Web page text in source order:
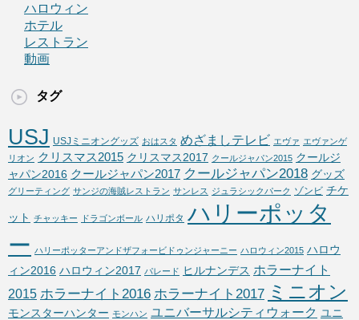
ハロウィン
ホテル
レストラン
動画
タグ
USJ USJミニオングッズ おはスタ めざましテレビ エヴァ エヴァンゲ
リオン クリスマス2015 クリスマス2017 クールジャパン2015 クールジ
ャパン2016 クールジャパン2017 クールジャパン2018 グッズ
グリーティング サンジの海賊レストラン サンレス ジュラシックパーク ゾンビ チケ
ット チャッキー ドラゴンボール ハリポタ ハリーポッタ
ー ハリーポッターアンドザフォービドゥンジャーニー ハロウィン2015 ハロウ
ィン2016 ハロウィン2017 パレード ヒルナンデス ホラーナイト
2015 ホラーナイト2016 ホラーナイト2017 ミニオン
モンスターハンター モンハン ユニバーサルシティウォーク ユニ